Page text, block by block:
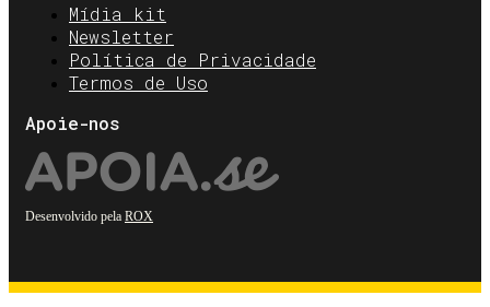
Mídia kit
Newsletter
Política de Privacidade
Termos de Uso
Apoie-nos
Desenvolvido pela ROX